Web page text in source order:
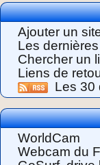
Ajouter un
Les
Chercher un
Liens de
Les 30
WorldCam
Webcam du